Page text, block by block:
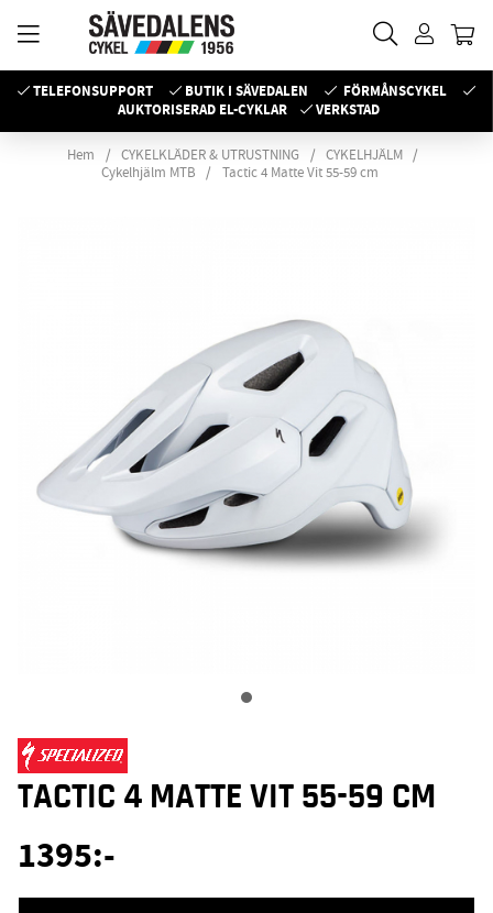
TELEFONSUPPORT BUTIK I SÄVEDALEN
FÖRMÅNSCYKEL
AUKTORISERAD EL-CYKLAR
VERKSTAD
Hem CYKELKLÄDER & UTRUSTNING
CYKELHJÄLM
Cykelhjälm MTB
Tactic 4 Matte Vit 55-59 cm
TACTIC 4 MATTE VIT 55-59 CM
1395:-